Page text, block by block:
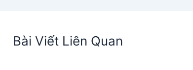
Bài Viết Liên Quan